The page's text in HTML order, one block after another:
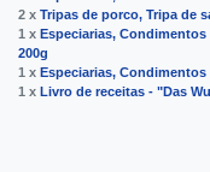
2 x Tripas de porco, Tripa de
1 x Especiarias,
200g
1 x Especiarias,
1 x Livro de receitas - "Das